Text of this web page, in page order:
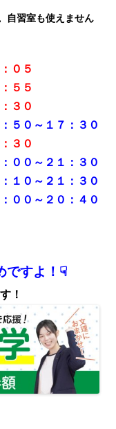
自習室も使えません
０５
５５
３０
５０～１７：３０
３０
０～２１：３０
０～２１：３０
００～２０：４０
ですよ！☟
！